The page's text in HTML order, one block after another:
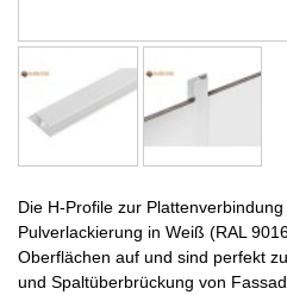
Die H-Profile zur
Pulverlackierung in Weiß (RAL
Oberflächen auf und sind perfekt
und Spaltüberbrückung von